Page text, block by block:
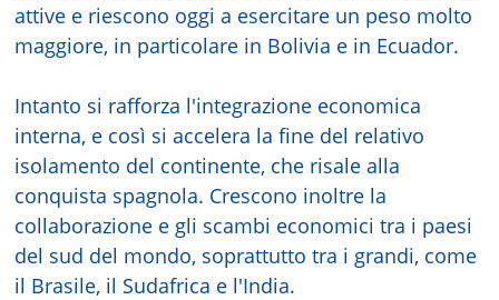
attive e riescono oggi a esercitare un peso molto
maggiore, in particolare in Bolivia e in Ecuador.
Intanto si rafforza l'integrazione economica
interna, e così si accelera la fine del relativo
isolamento del continente, che risale alla
conquista spagnola. Crescono inoltre la
collaborazione e gli scambi economici tra i paesi
del sud del mondo, soprattutto tra i grandi, come
il Brasile, il Sudafrica e l'India.